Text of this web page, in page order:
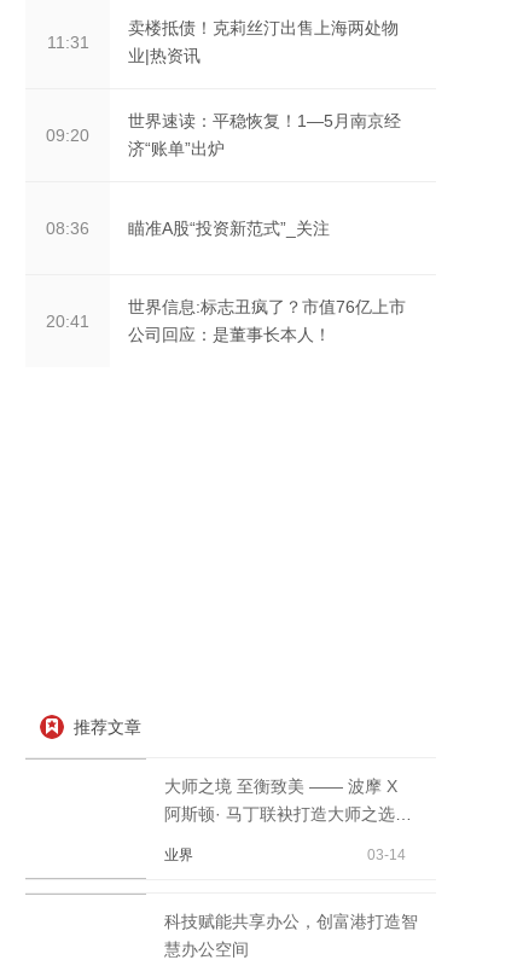
11:31
卖楼抵债！克莉丝汀出售上海两处物
业|热资讯
09:20
世界速读：平稳恢复！1—5月南京经
济“账单”出炉
08:36 瞄准A股“投资新范式”_关注
20:41
世界信息:标志丑疯了？市值76亿上市
公司回应：是董事长本人！
推荐文章
大师之境 至衡致美 —— 波摩 X
阿斯顿· 马丁联袂打造大师之选21
业界 03-14
科技赋能共享办公，创富港打造智
慧办公空间